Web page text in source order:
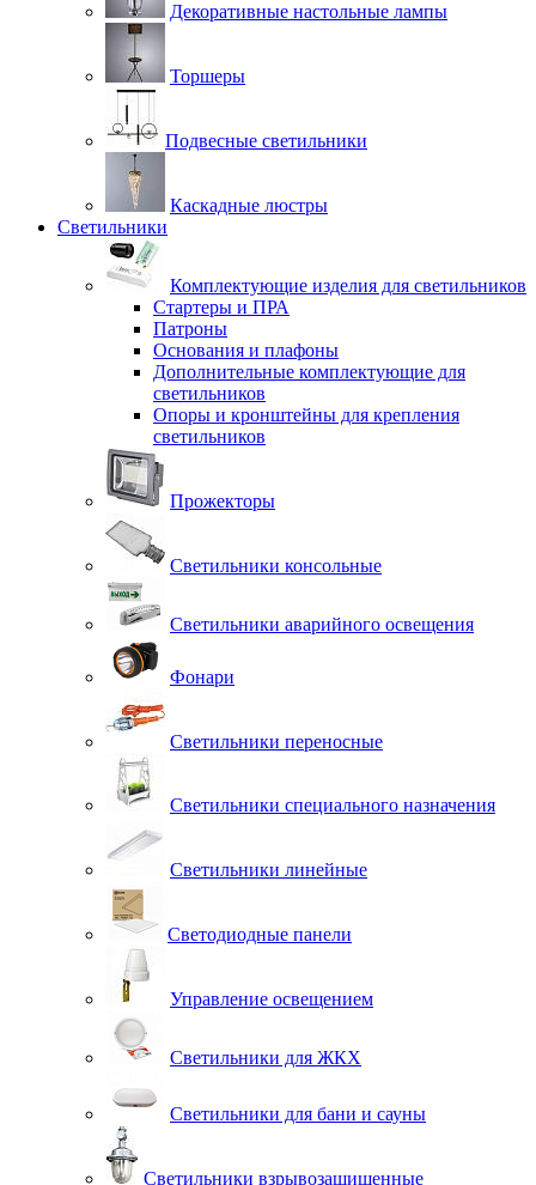
Декоративные настольные лампы
Торшеры
Подвесные светильники
Каскадные люстры
Светильники
Комплектующие изделия для светильников
Стартеры и ПРА
Патроны
Основания и плафоны
Дополнительные комплектующие для
светильников
Опоры и кронштейны для крепления
светильников
Прожекторы
Светильники консольные
Светильники аварийного освещения
Фонари
Светильники переносные
Светильники специального назначения
Светильники линейные
Светодиодные панели
Управление освещением
Светильники для ЖКХ
Светильники для бани и сауны
Светильники взрывозащищенные